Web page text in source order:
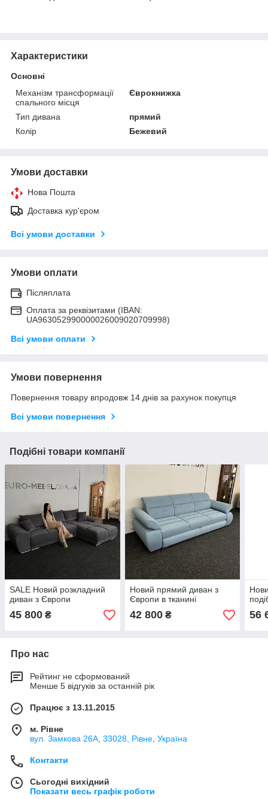
Характеристики
Основні
Механізм трансформації
спального місця
Єврокнижка
Тип дивана
прямий
Колір
Бежевий
Умови доставки
Нова Пошта
Доставка кур'єром
Всі умови доставки
Умови оплати
Післяплата
Оплата за реквізитами (IBAN:
UA963052990000026009020709998)
Всі умови оплати
Умови повернення
Повернення товару впродовж 14 днів за рахунок покупця
Всі умови повернення
Подібні товари компанії
SALE Новий розкладний
диван з Європи
45 800 ₴
Новий прямий диван з
Європи в тканині
42 800₴ 56
Про нас
Рейтинг не сформований
Менше 5 відгуків за останній рік
Працює з 13.11.2015
м. Рівне
вул. Замкова 26А, 33028, Рівне, Україна
Контакти
Сьогодні вихідний
Показати весь графік роботи